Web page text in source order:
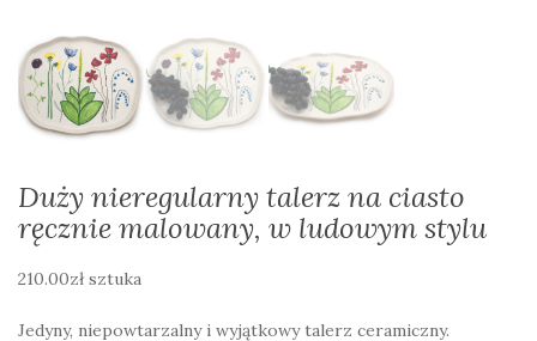
Duży nieregularny talerz na ciasto
ręcznie malowany, w ludowym stylu
210.00zł sztuka
Jedyny, niepowtarzalny i wyjątkowy talerz ceramiczny.